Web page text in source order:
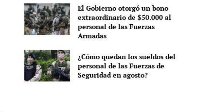
El Gobierno otorgó un bono
extraordinario de $50.000 al
personal de las Fuerzas
Armadas
¿Cómo quedan los sueldos del
personal de las Fuerzas de
Seguridad en agosto?